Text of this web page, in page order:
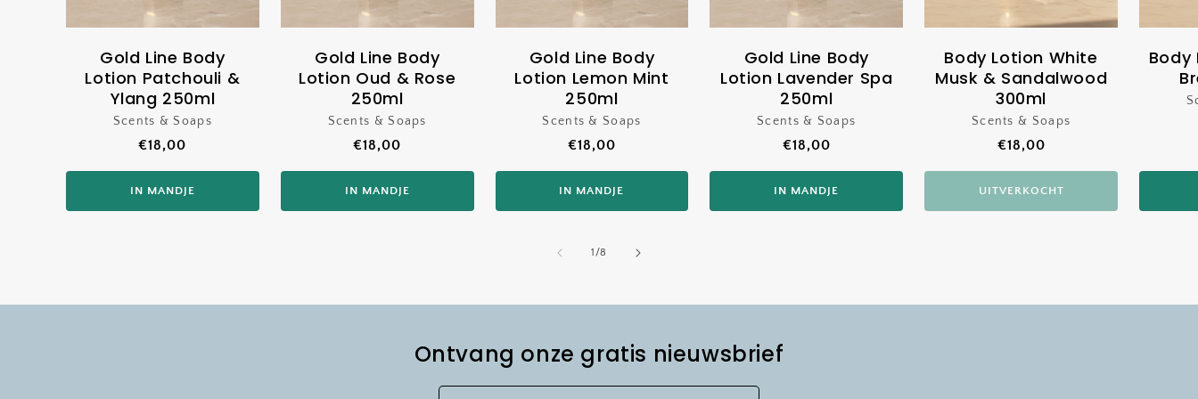
Gold Line Body
Lotion Patchouli &
Ylang 250ml
Verkoper:
Scents & Soaps
Normale
€18,00
IN MANDJE
Gold Line Body
Lotion Oud & Rose
250ml
Verkoper:
Scents & Soaps
Normale
€18,00
IN MANDJE
Gold Line Body
Lotion Lemon Mint
250ml
Verkoper:
Scents & Soaps
Normale
€18,00
IN MANDJE
Gold Line Body
Lotion Lavender Spa
250ml
Verkoper:
Scents & Soaps
Normale
€18,00
IN MANDJE
Body Lotion White
Musk & Sandalwood
300ml
Verkoper:
Scents & Soaps
Normale
€18,00
UITVERKOCHT
Body
1/van
8
Ontvang onze gratis nieuwsbrief